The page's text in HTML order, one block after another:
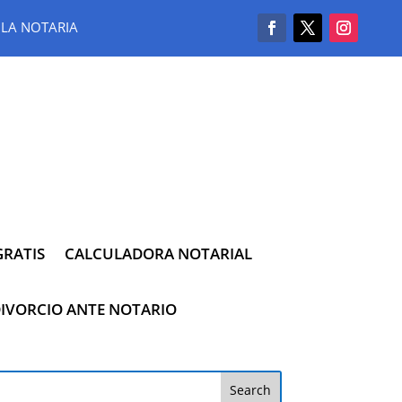
LA NOTARIA
CALCULADORA NOTARIAL
ANTE NOTARIO